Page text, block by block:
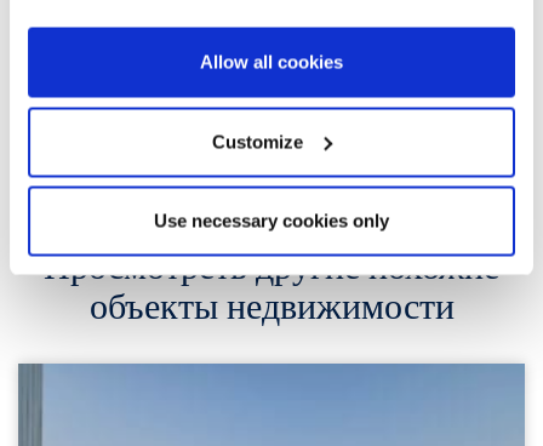
Allow all cookies
Customize
Use necessary cookies only
Просмотреть другие похожие
объекты недвижимости